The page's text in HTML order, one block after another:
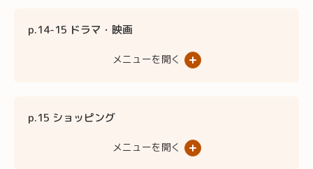
p.14-15 ドラマ・映画
メニューを開く
p.15 ショッピング
メニューを開く